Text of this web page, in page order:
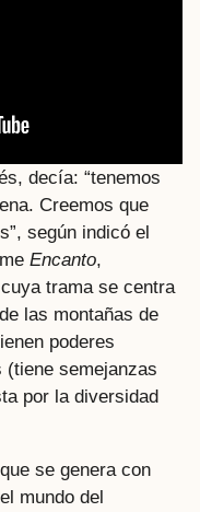
decía: “tenemos
Creemos que
según indicó el
Encanto,
trama se centra
las montañas de
poderes
semejanzas
por la diversidad
se genera con
mundo del